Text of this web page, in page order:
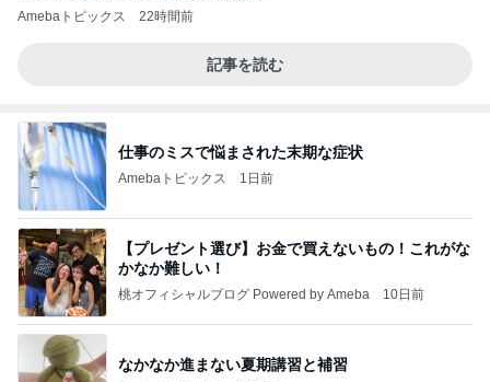
Amebaトピックス 22時間前
記事を読む
仕事のミスで悩まされた末期な症状
Amebaトピックス 1日前
【プレゼント選び】お金で買えないもの！これがな
かなか難しい！
桃オフィシャルブログ Powered by Ameba 10日前
なかなか進まない夏期講習と補習